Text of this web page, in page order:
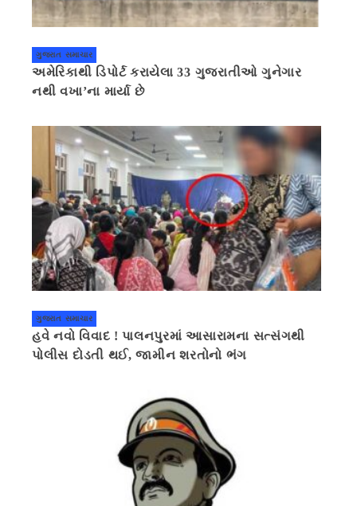
ગુજરાત સમાચાર
અમેરિકાથી ડિપોર્ટ કરાયેલા 33 ગુજરાતીઓ ગુનેગાર
નથી વખા’ના માર્યા છે
ગુજરાત સમાચાર
હવે નવો વિવાદ ! પાલનપુરમાં આસારામના સત્સંગથી
પોલીસ દોડતી થઈ, જામીન શરતોનો ભંગ